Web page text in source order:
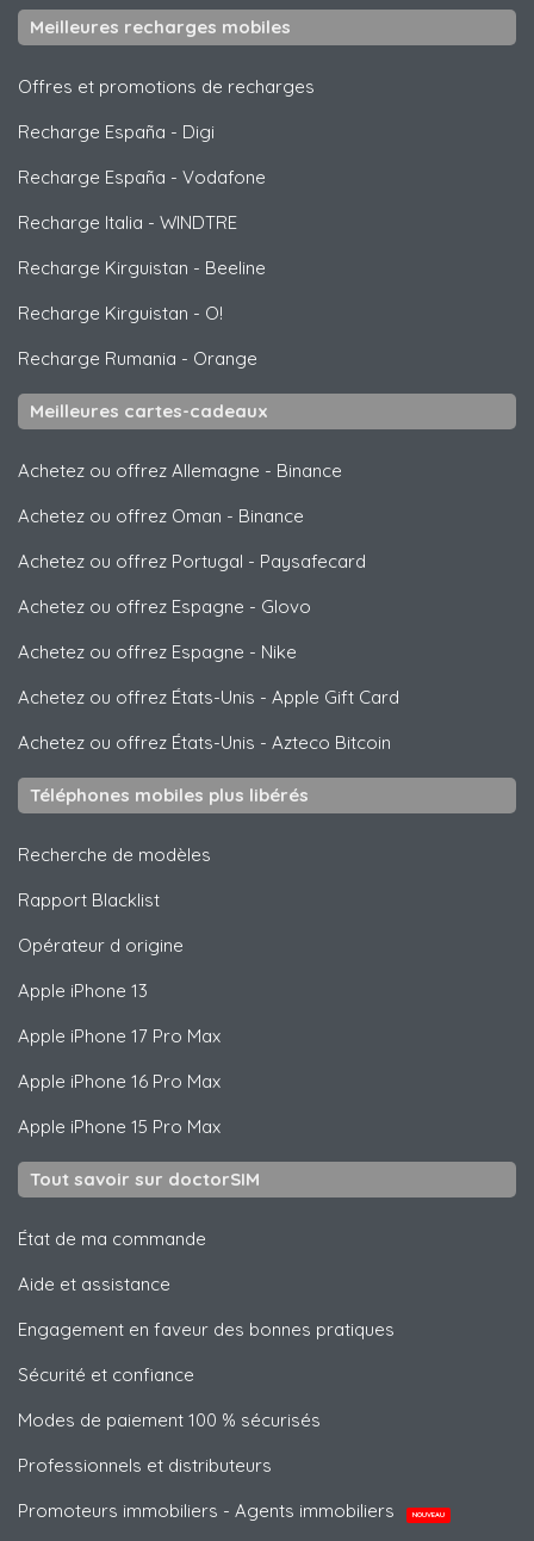
Meilleures recharges mobiles
Offres et promotions de recharges
Recharge España - Digi
Recharge España - Vodafone
Recharge Italia - WINDTRE
Recharge Kirguistan - Beeline
Recharge Kirguistan - O!
Recharge Rumania - Orange
Meilleures cartes-cadeaux
Achetez ou offrez Allemagne - Binance
Achetez ou offrez Oman - Binance
Achetez ou offrez Portugal - Paysafecard
Achetez ou offrez Espagne - Glovo
Achetez ou offrez Espagne - Nike
Achetez ou offrez États-Unis - Apple Gift Card
Achetez ou offrez États-Unis - Azteco Bitcoin
Téléphones mobiles plus libérés
Recherche de modèles
Rapport Blacklist
Opérateur d origine
Apple iPhone 13
Apple iPhone 17 Pro Max
Apple iPhone 16 Pro Max
Apple iPhone 15 Pro Max
Tout savoir sur doctorSIM
État de ma commande
Aide et assistance
Engagement en faveur des bonnes pratiques
Sécurité et confiance
Modes de paiement 100 % sécurisés
Professionnels et distributeurs
Promoteurs immobiliers - Agents immobiliers
NOUVEAU